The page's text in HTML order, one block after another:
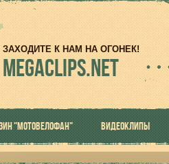
ЗАХОДИТЕ К НАМ НА ОГОНЕК!
MEGACLIPS.NET
"МОТОВЕЛОФАН" ВИДЕОКЛИПЫ